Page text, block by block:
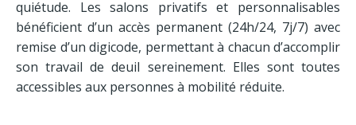
Contrat obsèques
Adresses
quiétude. Les salons privatifs et personnalisables
bénéficient d’un accès permanent (24h/24, 7j/7) avec
remise d’un digicode, permettant à chacun d’accomplir
son travail de deuil sereinement. Elles sont toutes
accessibles aux personnes à mobilité réduite.